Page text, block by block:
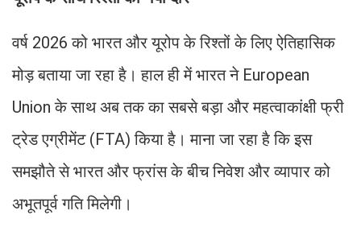
वर्ष 2026 को भारत और यूरोप के रिश्तों के लिए ऐतिहासिक
मोड़ बताया जा रहा है। हाल ही में भारत ने European
Union के साथ अब तक का सबसे बड़ा और महत्वाकांक्षी फ्री
ट्रेड एग्रीमेंट (FTA) किया है। माना जा रहा है कि इस
समझौते से भारत और फ्रांस के बीच निवेश और व्यापार को
अभूतपूर्व गति मिलेगी।